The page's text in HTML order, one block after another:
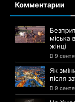
Комментарии
міська
жінці
9
Як
після
9